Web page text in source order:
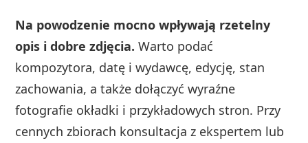
Na powodzenie mocno wpływają rzetelny
opis i dobre zdjęcia. Warto podać
kompozytora, datę i wydawcę, edycję, stan
zachowania, a także dołączyć wyraźne
fotografie okładki i przykładowych stron. Przy
cennych zbiorach konsultacja z ekspertem lub